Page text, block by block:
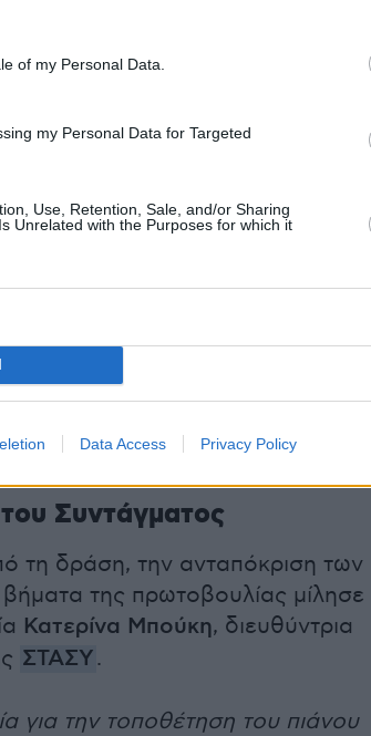
of my Personal Data.
my Personal Data for Targeted
Use, Retention, Sale, and/or Sharing
Unrelated with the Purposes for which it
Data Access Privacy Policy
Βλάχος
Συντάγματος
τη δράση, την ανταπόκριση των
της πρωτοβουλίας μίλησε
Κατερίνα Μπούκη, διευθύντρια
ΣΤΑΣΥ.
για την τοποθέτηση του πιάνου